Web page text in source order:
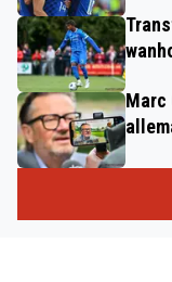
Marc